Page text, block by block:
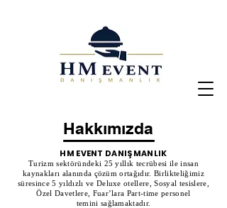
Hakkımızda
HM EVENT DANIŞMANLIK
Turizm sektöründeki 25 yıllık tecrübesi ile insan
kaynakları alanında çözüm ortağıdır. Birlikteliğimiz
süresince 5 yıldızlı ve Deluxe otellere, Sosyal tesislere,
Özel Davetlere, Fuar’lara Part-time personel
temini sağlamaktadır.